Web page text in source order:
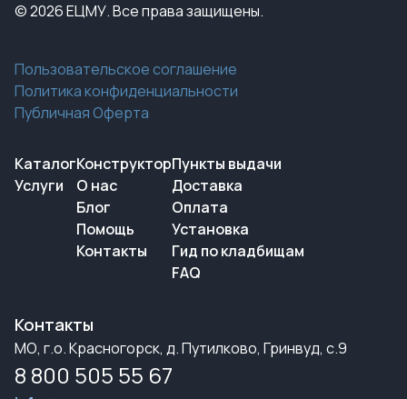
© 2026 ЕЦМУ. Все права защищены.
Пользовательское соглашение
Политика конфиденциальности
Публичная Оферта
Каталог
Услуги
Конструктор
О нас
Блог
Помощь
Контакты
Пункты выдачи
Доставка
Оплата
Установка
Гид по кладбищам
FAQ
Контакты
МО, г.о. Красногорск, д. Путилково, Гринвуд, с.9
8 800 505 55 67